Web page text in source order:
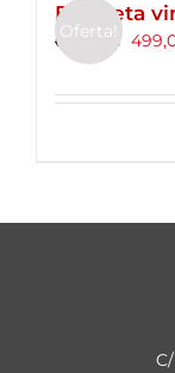
Oferta!
Bicicleta
699,00€